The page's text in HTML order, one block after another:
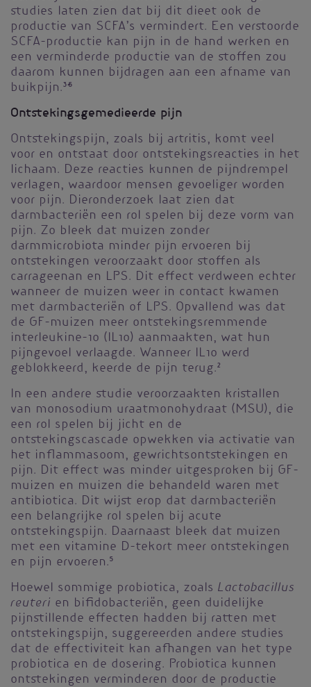
studies laten zien dat bij dit dieet ook de
productie van SCFA’s vermindert. Een verstoorde
SCFA-productie kan pijn in de hand werken en
een verminderde productie van de stoffen zou
daarom kunnen bijdragen aan een afname van
buikpijn.3-5
Ontstekingsgemedieerde pijn
Ontstekingspijn, zoals bij artritis, komt veel
voor en ontstaat door ontstekingsreacties in het
lichaam. Deze reacties kunnen de pijndrempel
verlagen, waardoor mensen gevoeliger worden
voor pijn. Dieronderzoek laat zien dat
darmbacteriën een rol spelen bij deze vorm van
pijn. Zo bleek dat muizen zonder
darmmicrobiota minder pijn ervoeren bij
ontstekingen veroorzaakt door stoffen als
carrageenan en LPS. Dit effect verdween echter
wanneer de muizen weer in contact kwamen
met darmbacteriën of LPS. Opvallend was dat
de GF-muizen meer ontstekingsremmende
interleukine-10 (IL10) aanmaakten, wat hun
pijngevoel verlaagde. Wanneer IL10 werd
geblokkeerd, keerde de pijn terug.2
In een andere studie veroorzaakten kristallen
van monosodium uraatmonohydraat (MSU), die
een rol spelen bij jicht en de
ontstekingscascade opwekken via activatie van
het inflammasoom, gewrichtsontstekingen en
pijn. Dit effect was minder uitgesproken bij GF-
muizen en muizen die behandeld waren met
antibiotica. Dit wijst erop dat darmbacteriën
een belangrijke rol spelen bij acute
ontstekingspijn. Daarnaast bleek dat muizen
met een vitamine D-tekort meer ontstekingen
en pijn ervoeren.5
Hoewel sommige probiotica, zoals Lactobacillus
reuteri en bifidobacteriën, geen duidelijke
pijnstillende effecten hadden bij ratten met
ontstekingspijn, suggereerden andere studies
dat de effectiviteit kan afhangen van het type
probiotica en de dosering. Probiotica kunnen
ontstekingen verminderen door de productie